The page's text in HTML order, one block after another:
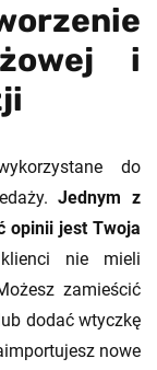
i
do
Jednym z
opinii jest Twoja
nie mieli
zamieścić
dodać wtyczkę
nowe